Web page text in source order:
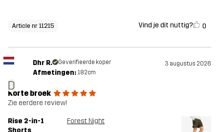
Article nr 11215 Vind je dit nuttig? 0
D
Dhr R. Geverifieerde koper 3 augustus 2026
Afmetingen: 182cm
Korte broek
Zie eerdere review!
Rise 2-in-1
Shorts
Forest Night